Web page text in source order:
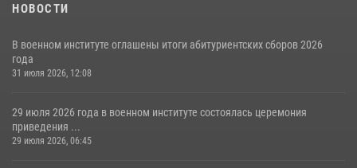
НОВОСТИ
В военном институте оглашены итоги абитуриентских сборов 2026
года
31 июля 2026, 12:08
29 июля 2026 года в военном институте состоялась церемония
приведения ...
29 июля 2026, 06:45